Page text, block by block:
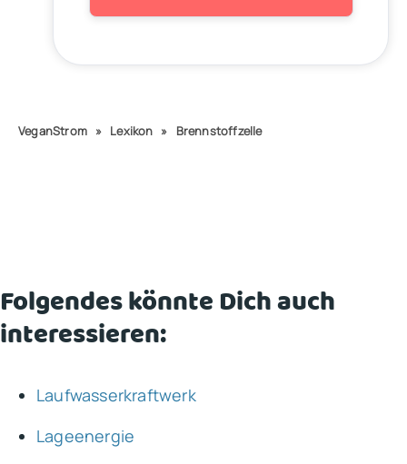
VeganStrom » Lexikon » Brennstoffzelle
Folgendes könnte Dich auch
interessieren:
Laufwasserkraftwerk
Lageenergie